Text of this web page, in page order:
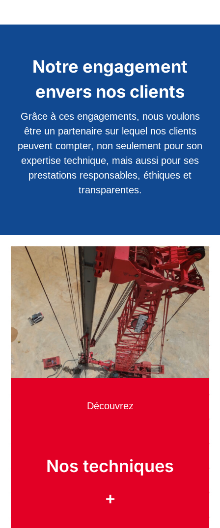
Notre engagement
envers nos clients
Grâce à ces engagements, nous voulons
être un partenaire sur lequel nos clients
peuvent compter, non seulement pour son
expertise technique, mais aussi pour ses
prestations responsables, éthiques et
transparentes.
Découvrez
Nos techniques
+